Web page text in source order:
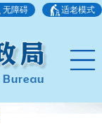
无障碍 适老模式